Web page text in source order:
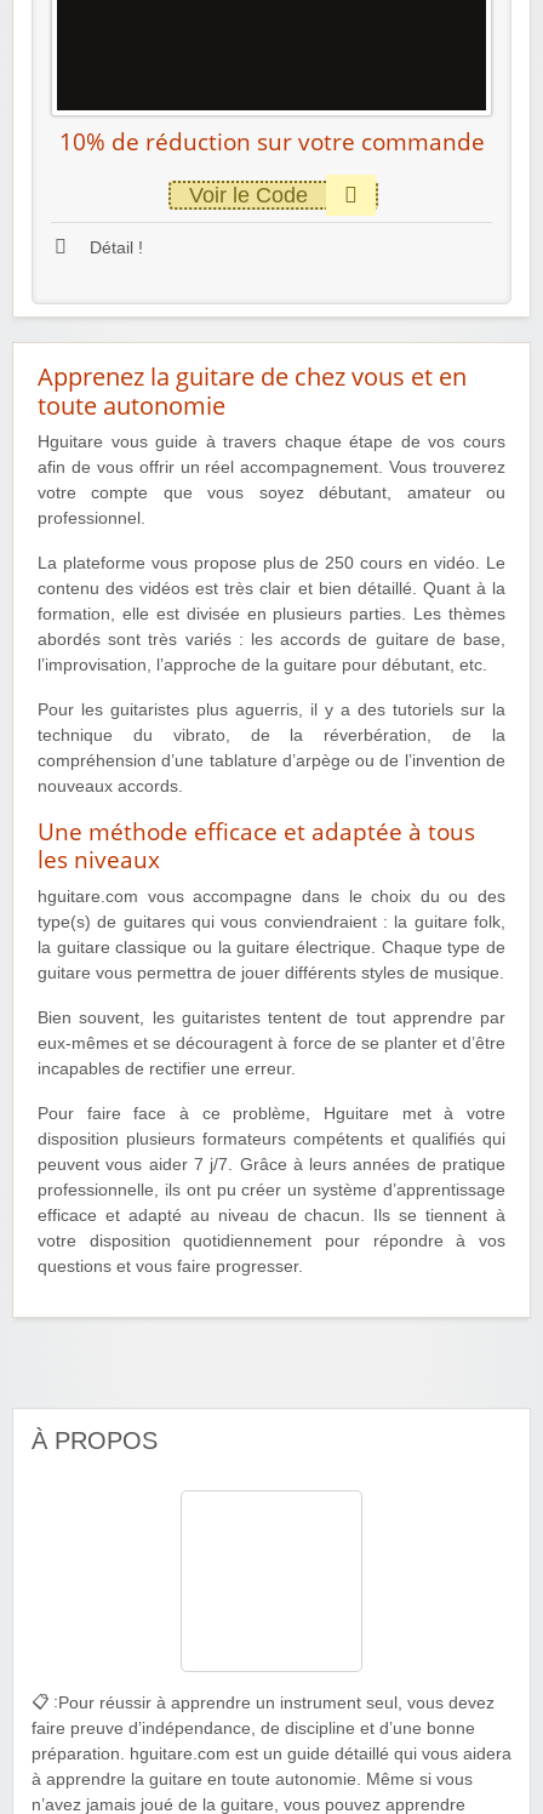
10% de réduction sur votre commande
Voir le Code
Détail !
Apprenez la guitare de chez vous et en
toute autonomie
Hguitare vous guide à travers chaque étape de vos cours
afin de vous offrir un réel accompagnement. Vous trouverez
votre compte que vous soyez débutant, amateur ou
professionnel.
La plateforme vous propose plus de 250 cours en vidéo. Le
contenu des vidéos est très clair et bien détaillé. Quant à la
formation, elle est divisée en plusieurs parties. Les thèmes
abordés sont très variés : les accords de guitare de base,
l’improvisation, l’approche de la guitare pour débutant, etc.
Pour les guitaristes plus aguerris, il y a des tutoriels sur la
technique du vibrato, de la réverbération, de la
compréhension d’une tablature d’arpège ou de l’invention de
nouveaux accords.
Une méthode efficace et adaptée à tous
les niveaux
hguitare.com vous accompagne dans le choix du ou des
type(s) de guitares qui vous conviendraient : la guitare folk,
la guitare classique ou la guitare électrique. Chaque type de
guitare vous permettra de jouer différents styles de musique.
Bien souvent, les guitaristes tentent de tout apprendre par
eux-mêmes et se découragent à force de se planter et d’être
incapables de rectifier une erreur.
Pour faire face à ce problème, Hguitare met à votre
disposition plusieurs formateurs compétents et qualifiés qui
peuvent vous aider 7 j/7. Grâce à leurs années de pratique
professionnelle, ils ont pu créer un système d’apprentissage
efficace et adapté au niveau de chacun. Ils se tiennent à
votre disposition quotidiennement pour répondre à vos
questions et vous faire progresser.
À PROPOS
📋 : Pour réussir à apprendre un instrument seul, vous devez
faire preuve d’indépendance, de discipline et d’une bonne
préparation. hguitare.com est un guide détaillé qui vous aidera
à apprendre la guitare en toute autonomie. Même si vous
n’avez jamais joué de la guitare, vous pouvez apprendre